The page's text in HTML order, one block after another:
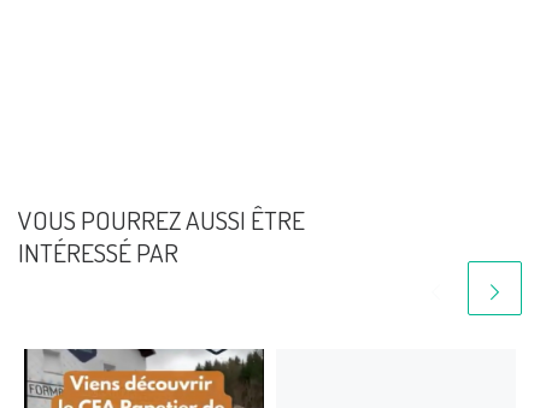
VOUS POURREZ AUSSI ÊTRE
INTÉRESSÉ PAR